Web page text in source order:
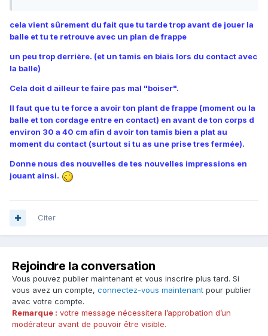
cela vient sûrement du fait que tu tarde trop avant de jouer la
balle et tu te retrouve avec un plan de frappe
un peu trop derrière. (et un tamis en biais lors du contact avec
la balle)
Cela doit d ailleur te faire pas mal "boiser".
Il faut que tu te force a avoir ton plant de frappe (moment ou la
balle et ton cordage entre en contact) en avant de ton corps d
environ 30 a 40 cm afin d avoir ton tamis bien a plat au
moment du contact (surtout si tu as une prise tres fermée).
Donne nous des nouvelles de tes nouvelles impressions en
jouant ainsi.
Citer
Rejoindre la conversation
Vous pouvez publier maintenant et vous inscrire plus tard. Si
vous avez un compte, connectez-vous maintenant pour publier
avec votre compte.
Remarque : votre message nécessitera l’approbation d’un
modérateur avant de pouvoir être visible.